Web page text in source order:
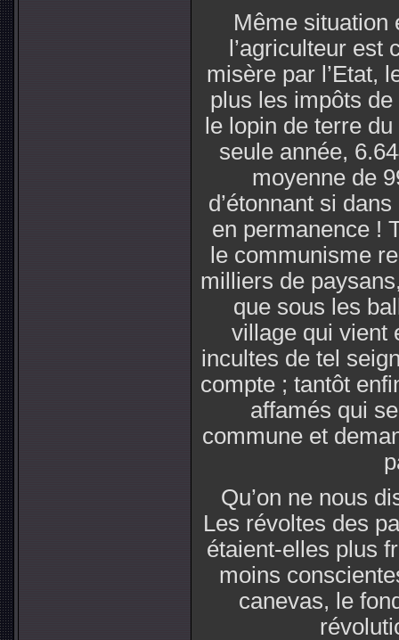
Même situation
l’agriculteur
misère par l’Etat,
plus les impôts
le lopin de terre
seule année,
moyenne de
d’étonnant si
en permanence !
le communisme
milliers de
que sous les
village qui vient
incultes de tel
compte ; tantôt
affamés qui
commune et
Qu’on ne nous
Les révoltes des
étaient-elles plus
moins
canevas, le